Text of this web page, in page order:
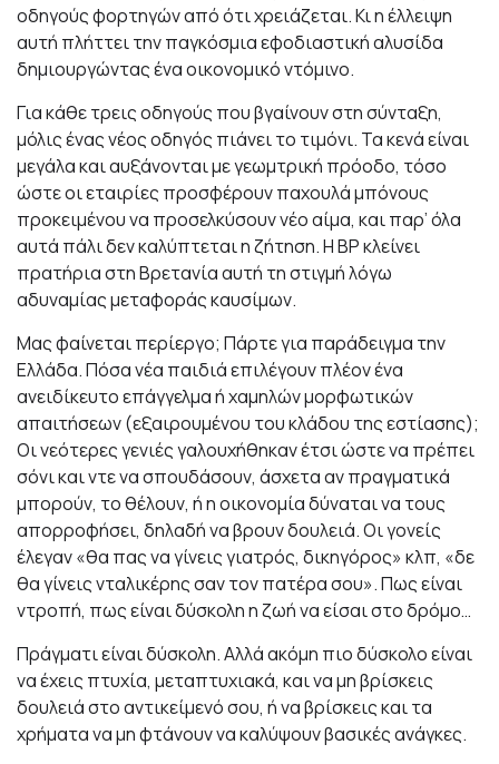
οδηγούς φορτηγών από ότι χρειάζεται. Κι η έλλειψη
αυτή πλήττει την παγκόσμια εφοδιαστική αλυσίδα
δημιουργώντας ένα οικονομικό ντόμινο.
Για κάθε τρεις οδηγούς που βγαίνουν στη σύνταξη,
μόλις ένας νέος οδηγός πιάνει το τιμόνι. Τα κενά είναι
μεγάλα και αυξάνονται με γεωμτρική πρόοδο, τόσο
ώστε οι εταιρίες προσφέρουν παχουλά μπόνους
προκειμένου να προσελκύσουν νέο αίμα, και παρ’ όλα
αυτά πάλι δεν καλύπτεται η ζήτηση. Η BP κλείνει
πρατήρια στη Βρετανία αυτή τη στιγμή λόγω
αδυναμίας μεταφοράς καυσίμων.
Μας φαίνεται περίεργο; Πάρτε για παράδειγμα την
Ελλάδα. Πόσα νέα παιδιά επιλέγουν πλέον ένα
ανειδίκευτο επάγγελμα ή χαμηλών μορφωτικών
απαιτήσεων (εξαιρουμένου του κλάδου της εστίασης);
Οι νεότερες γενιές γαλουχήθηκαν έτσι ώστε να πρέπει
σόνι και ντε να σπουδάσουν, άσχετα αν πραγματικά
μπορούν, το θέλουν, ή η οικονομία δύναται να τους
απορροφήσει, δηλαδή να βρουν δουλειά. Οι γονείς
έλεγαν «θα πας να γίνεις γιατρός, δικηγόρος» κλπ, «δε
θα γίνεις νταλικέρης σαν τον πατέρα σου». Πως είναι
ντροπή, πως είναι δύσκολη η ζωή να είσαι στο δρόμο…
Πράγματι είναι δύσκολη. Αλλά ακόμη πιο δύσκολο είναι
να έχεις πτυχία, μεταπτυχιακά, και να μη βρίσκεις
δουλειά στο αντικείμενό σου, ή να βρίσκεις και τα
χρήματα να μη φτάνουν να καλύψουν βασικές ανάγκες.